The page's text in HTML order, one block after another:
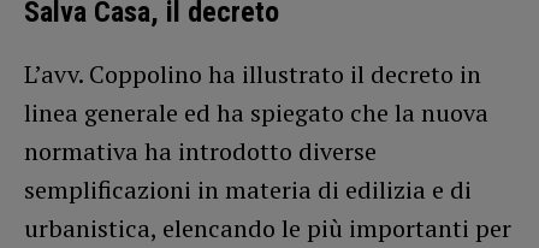
Salva Casa, il decreto
L’avv. Coppolino ha illustrato il decreto in
linea generale ed ha spiegato che la nuova
normativa ha introdotto diverse
semplificazioni in materia di edilizia e di
urbanistica, elencando le più importanti per